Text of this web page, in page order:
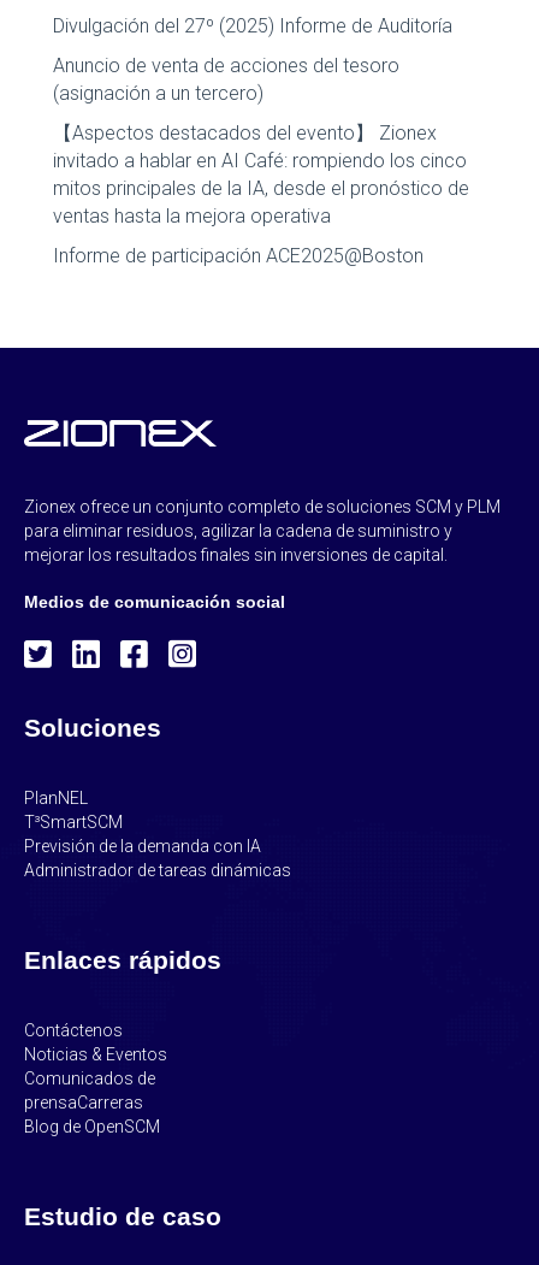
Divulgación del 27º (2025) Informe de Auditoría
Anuncio de venta de acciones del tesoro
(asignación a un tercero)
【Aspectos destacados del evento】 Zionex
invitado a hablar en AI Café: rompiendo los cinco
mitos principales de la IA, desde el pronóstico de
ventas hasta la mejora operativa
Informe de participación ACE2025@Boston
Zionex ofrece un conjunto completo de soluciones SCM y PLM
para eliminar residuos, agilizar la cadena de suministro y
mejorar los resultados finales sin inversiones de capital.
Medios de comunicación social
Soluciones
PlanNEL
T³SmartSCM
Previsión de la demanda con IA
Administrador de tareas dinámicas
Enlaces rápidos
Contáctenos
Noticias & Eventos
Comunicados de
prensaCarreras
Blog de OpenSCM
Estudio de caso